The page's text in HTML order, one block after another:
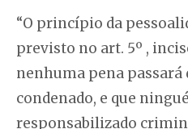
“O princípio da
previsto no art. 5º ,
nenhuma pena passará
condenado, e que
responsabilizado